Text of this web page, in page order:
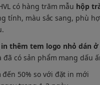
có hàng trăm mẫu hộp
tính, màu sắc sang, phù
in thêm tem logo nhỏ dán
đã có sản phẩm mang dấu
đến 50% so với đặt in mới